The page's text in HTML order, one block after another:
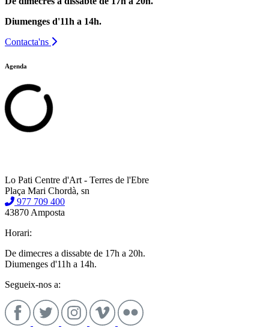
Diumenges d'11h a 14h.
Contacta'ns
Agenda
Lo Pati Centre d'Art - Terres de l'Ebre
Plaça Mari Chordà, sn
977 709 400
43870 Amposta
Horari:
De dimecres a dissabte de 17h a 20h.
Diumenges d'11h a 14h.
Segueix-nos a: